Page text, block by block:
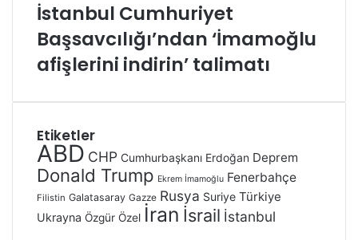
İstanbul Cumhuriyet
Başsavcılığı’ndan ‘İmamoğlu
afişlerini indirin’ talimatı
Etiketler
ABD CHP Cumhurbaşkanı Erdoğan Deprem
Donald Trump Ekrem İmamoğlu Fenerbahçe
Filistin Galatasaray Gazze Rusya Suriye Türkiye
Ukrayna Özgür Özel İran İsrail İstanbul